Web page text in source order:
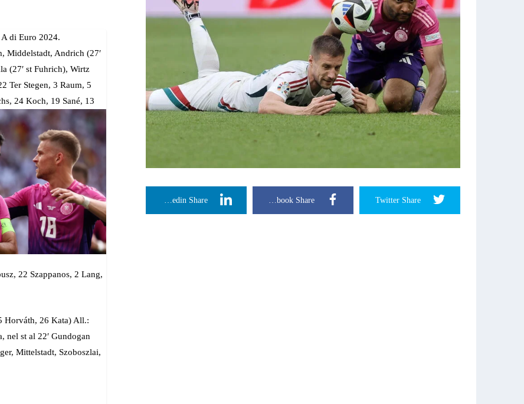
di Euro 2024.
Middelstadt, Andrich (27′
(27′ st Fuhrich), Wirtz
Ter Stegen, 3 Raum, 5
24 Koch, 19 Sané, 13
22 Szappanos, 2 Lang,
Horváth, 26 Kata) All.:
nel st al 22′ Gundogan
Mittelstadt, Szoboszlai,
Twitter Share
Facebook Share
Linkedin Share